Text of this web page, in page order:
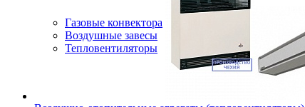
Газовые конвектора
Воздушные завесы
Тепловентиляторы